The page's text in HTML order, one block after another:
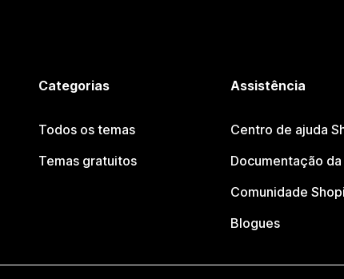
Categorias
Todos os temas
Temas gratuitos
Assistência
Centro de ajuda
Documentação da
Comunidade
Blogues